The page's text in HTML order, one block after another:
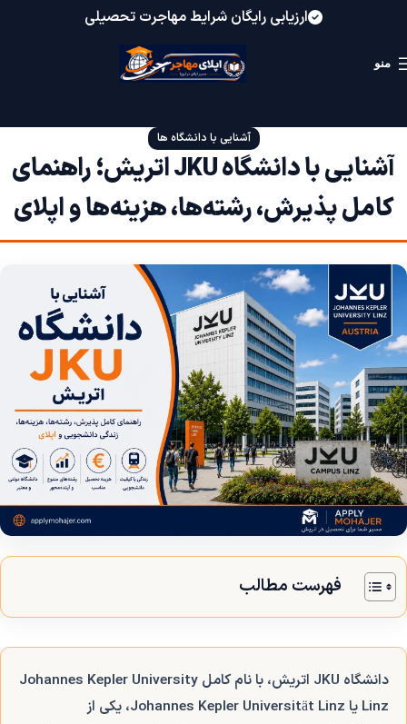
ارزیابی رایگان شرایط مهاجرت تحصیلی
منو
آشنایی با دانشگاه ها
آشنایی با دانشگاه JKU اتریش؛ راهنمای
کامل پذیرش، رشته‌ها، هزینه‌ها و اپلای
فهرست مطالب
دانشگاه JKU اتریش، با نام کامل Johannes Kepler University
Linz یا Johannes Kepler Universität Linz، یکی از